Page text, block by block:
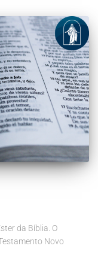
da Bíblia. O
Novo